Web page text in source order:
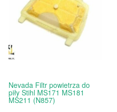
Nevada Filtr powietrza do
piły Stihl MS171 MS181
MS211 (N857)